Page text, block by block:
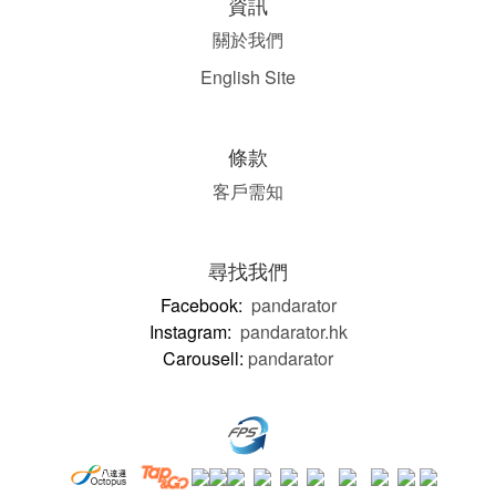
關於我們
English Site
條款
客戶需知
尋找我們
Facebook: pandarator
Instagram: pandarator.hk
Carousell: pandarator